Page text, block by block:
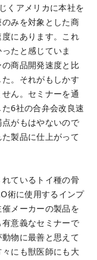
くアメリカに本社を
みを対象とした商
にあります。これ
たと感じていま
商品開発速度と比
。それがもしかす
ん。セミナーを通
6社の合弁会改良速
がもはやないので
製品に仕上がって
ているトイ種の骨
術に使用するインプ
メーカーの製品を
意義なセミナーで
物に最善と思えて
にも獣医師にも大